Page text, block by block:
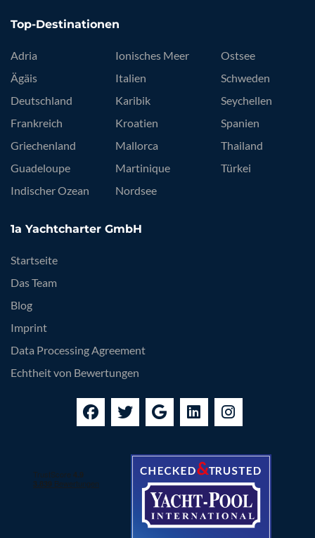
Top-Destinationen
Adria
Ägäis
Deutschland
Frankreich
Griechenland
Guadeloupe
Indischer Ozean
Ionisches Meer
Italien
Karibik
Kroatien
Mallorca
Martinique
Nordsee
Ostsee
Schweden
Seychellen
Spanien
Thailand
Türkei
1a Yachtcharter GmbH
Startseite
Das Team
Blog
Imprint
Data Processing Agreement
Echtheit von Bewertungen